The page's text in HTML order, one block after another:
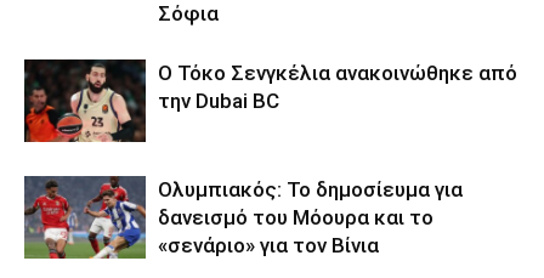
Σόφια
Ο Τόκο Σενγκέλια ανακοινώθηκε από
την Dubai BC
Ολυμπιακός: Το δημοσίευμα για
δανεισμό του Μόουρα και το
«σενάριο» για τον Βίνια